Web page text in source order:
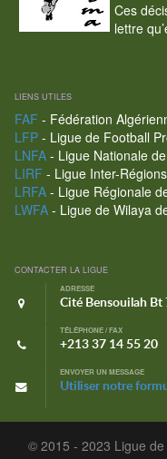
Ces
lettre
LIENS UTILES
FAF - Fédération
LFP- Ligue de Football
LNFA- Ligue Nationale
LIRF - Ligue Inter-
LRFA- Ligue Régionale
LWFA- Ligue de Wilaya
CONTACTER LA LIGUE
ADRESSE
Cité Bensouilah Bt
TÉLÉPHONE / FAX
+213 37 14 55 20
ENVOYER UN MESSAGE
Utiliser notre
© 2015 - 2023 Ligue